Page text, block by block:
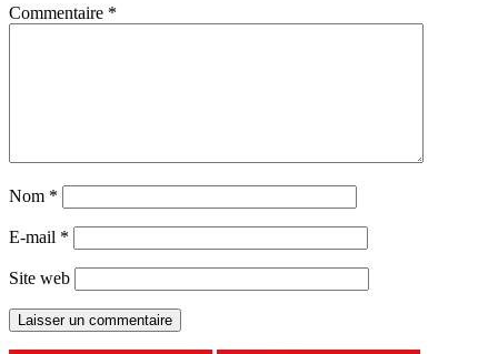
Commentaire *
Nom *
E-mail *
Site web